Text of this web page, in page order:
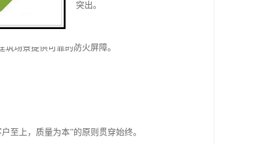
量，其经济性十分突出。
场景提供可靠的防火屏障。
至上，质量为本”的原则贯穿始终。